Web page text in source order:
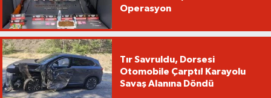
Operasyon
Tır Savruldu, Dorsesi
Otomobile Çarptı! Karayolu
Savaş Alanına Döndü